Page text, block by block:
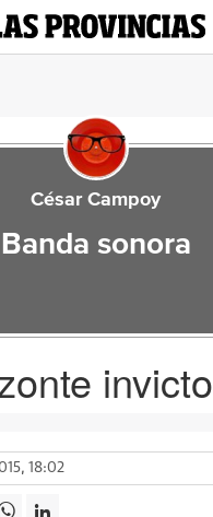
César Campoy
Banda sonora
invicto
18:02